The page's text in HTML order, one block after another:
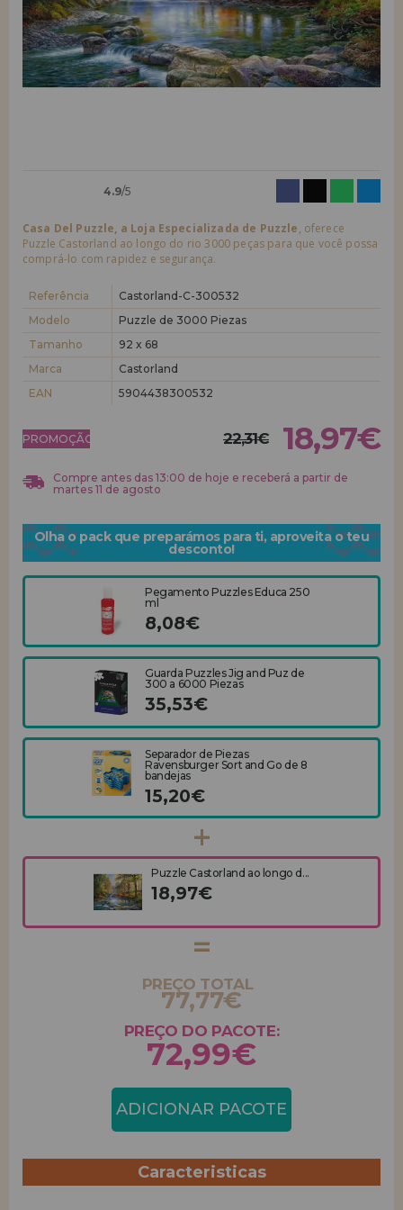
LIQUIDAÇÕES
quero me cadastrar como
novo cliente
Ao criar uma conta em casadopuzzle.com você poderá fazer suas
compras rapidamente em nossa loja virtual, verificar o status de seus
novo distribuidor
Você é um Profissional ou Empresa? Quer vender nossos produtos no
condições de venda com descontos especiais para distribuição.
Vá em frente! Estávamos esperando por você.
REGISTRO DE REVENDEDOR
4.9/5
Casa Del Puzzle, a Loja Especializada de Puzzle, oferece
Puzzle Castorland ao longo do rio 3000 peças para que você possa
comprá-lo com rapidez e segurança.
Referência
Castorland-C-300532
Modelo
Puzzle de 3000 Piezas
Tamanho
92 x 68
Marca
Castorland
EAN
5904438300532
PROMOÇÃO! 22,31€ 18,97€
Compre antes das 13:00 de hoje e receberá a partir de
martes 11 de agosto
Olha o pack que preparámos para ti, aproveita o teu
desconto!
Pegamento Puzzles Educa 250
ml
8,08€
Guarda Puzzles Jig and Puz de
300 a 6000 Piezas
35,53€
Separador de Piezas
Ravensburger Sort and Go de 8
bandejas
15,20€
Puzzle Castorland ao longo d...
18,97€
PREÇO TOTAL
77,77€
PREÇO DO PACOTE:
72,99€
ADICIONAR PACOTE
Caracteristicas